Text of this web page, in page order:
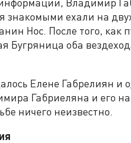
знакомыми ехали на
Нос. После того, как
Бугряница оба
Елене Габрелиян и
Габриеляна и его
ничего неизвестно.